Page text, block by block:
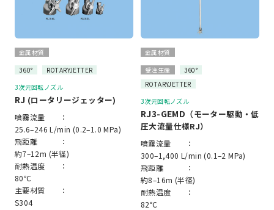
金属材質
360°
ROTARYJETTER
3次元回転ノズル
RJ (ロータリージェッター)
噴霧流量 ：
25.6–246 L/min (0.2–1.0 MPa)
飛距離 ：
約7–12m (半径)
耐熱温度 ：
80℃
主要材質 ：
S304
金属材質
受注生産
360°
ROTARYJETTER
3次元回転ノズル
RJ3-GEMD （モーター駆動・低
圧大流量仕様RJ）
噴霧流量 ：
300–1,400 L/min (0.1–2 MPa)
飛距離 ：
約8–16m (半径)
耐熱温度 ：
82℃